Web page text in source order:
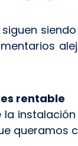
siguen
rentable
la
queramos